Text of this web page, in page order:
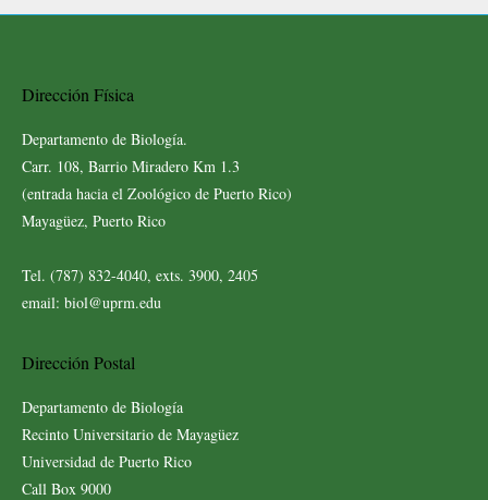
Dirección Física
Departamento de Biología.
Carr. 108, Barrio Miradero Km 1.3
(entrada hacia el Zoológico de Puerto Rico)
Mayagüez, Puerto Rico
Tel. (787) 832-4040, exts. 3900, 2405
email: biol@uprm.edu
Dirección Postal
Departamento de Biología
Recinto Universitario de Mayagüez
Universidad de Puerto Rico
Call Box 9000